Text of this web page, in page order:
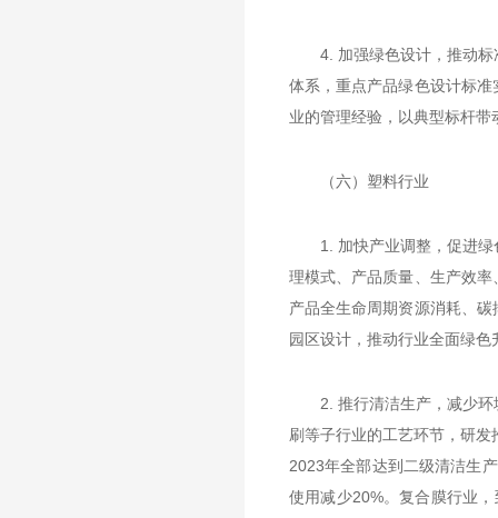
4. 加强绿色设计，推动
体系，重点产品绿色设计标
业的管理经验，以典型标杆
（六）塑料行业
1. 加快产业调整，促进
理模式、产品质量、生产效
产品全生命周期资源消耗、
园区设计，推动行业全面绿色
2. 推行清洁生产，减少
刷等子行业的工艺环节，研
2023年全部达到二级清洁生
使用减少20%。复合膜行业